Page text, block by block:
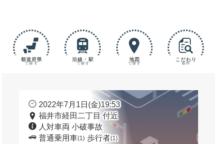
都道府県
で探す
沿線・駅
で探す
地図
で探す
こだわり
条件
2022年7月1日(金)19:53
福井市経田二丁目 付近
人対車両 小破事故
普通乗用車(1) 歩行者(1)